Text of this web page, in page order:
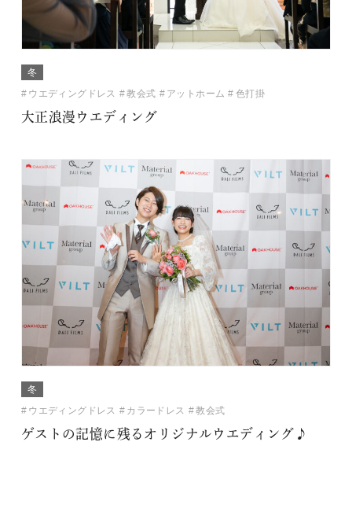
冬
ウエディングドレス
教会式 アットホーム 色打掛
大正浪漫ウエディング
冬
ウエディングドレス
カラードレス 教会式
ゲストの記憶に残るオリジナルウエディング♪